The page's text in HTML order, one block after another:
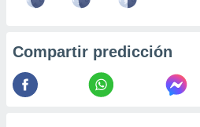
Compartir predicción